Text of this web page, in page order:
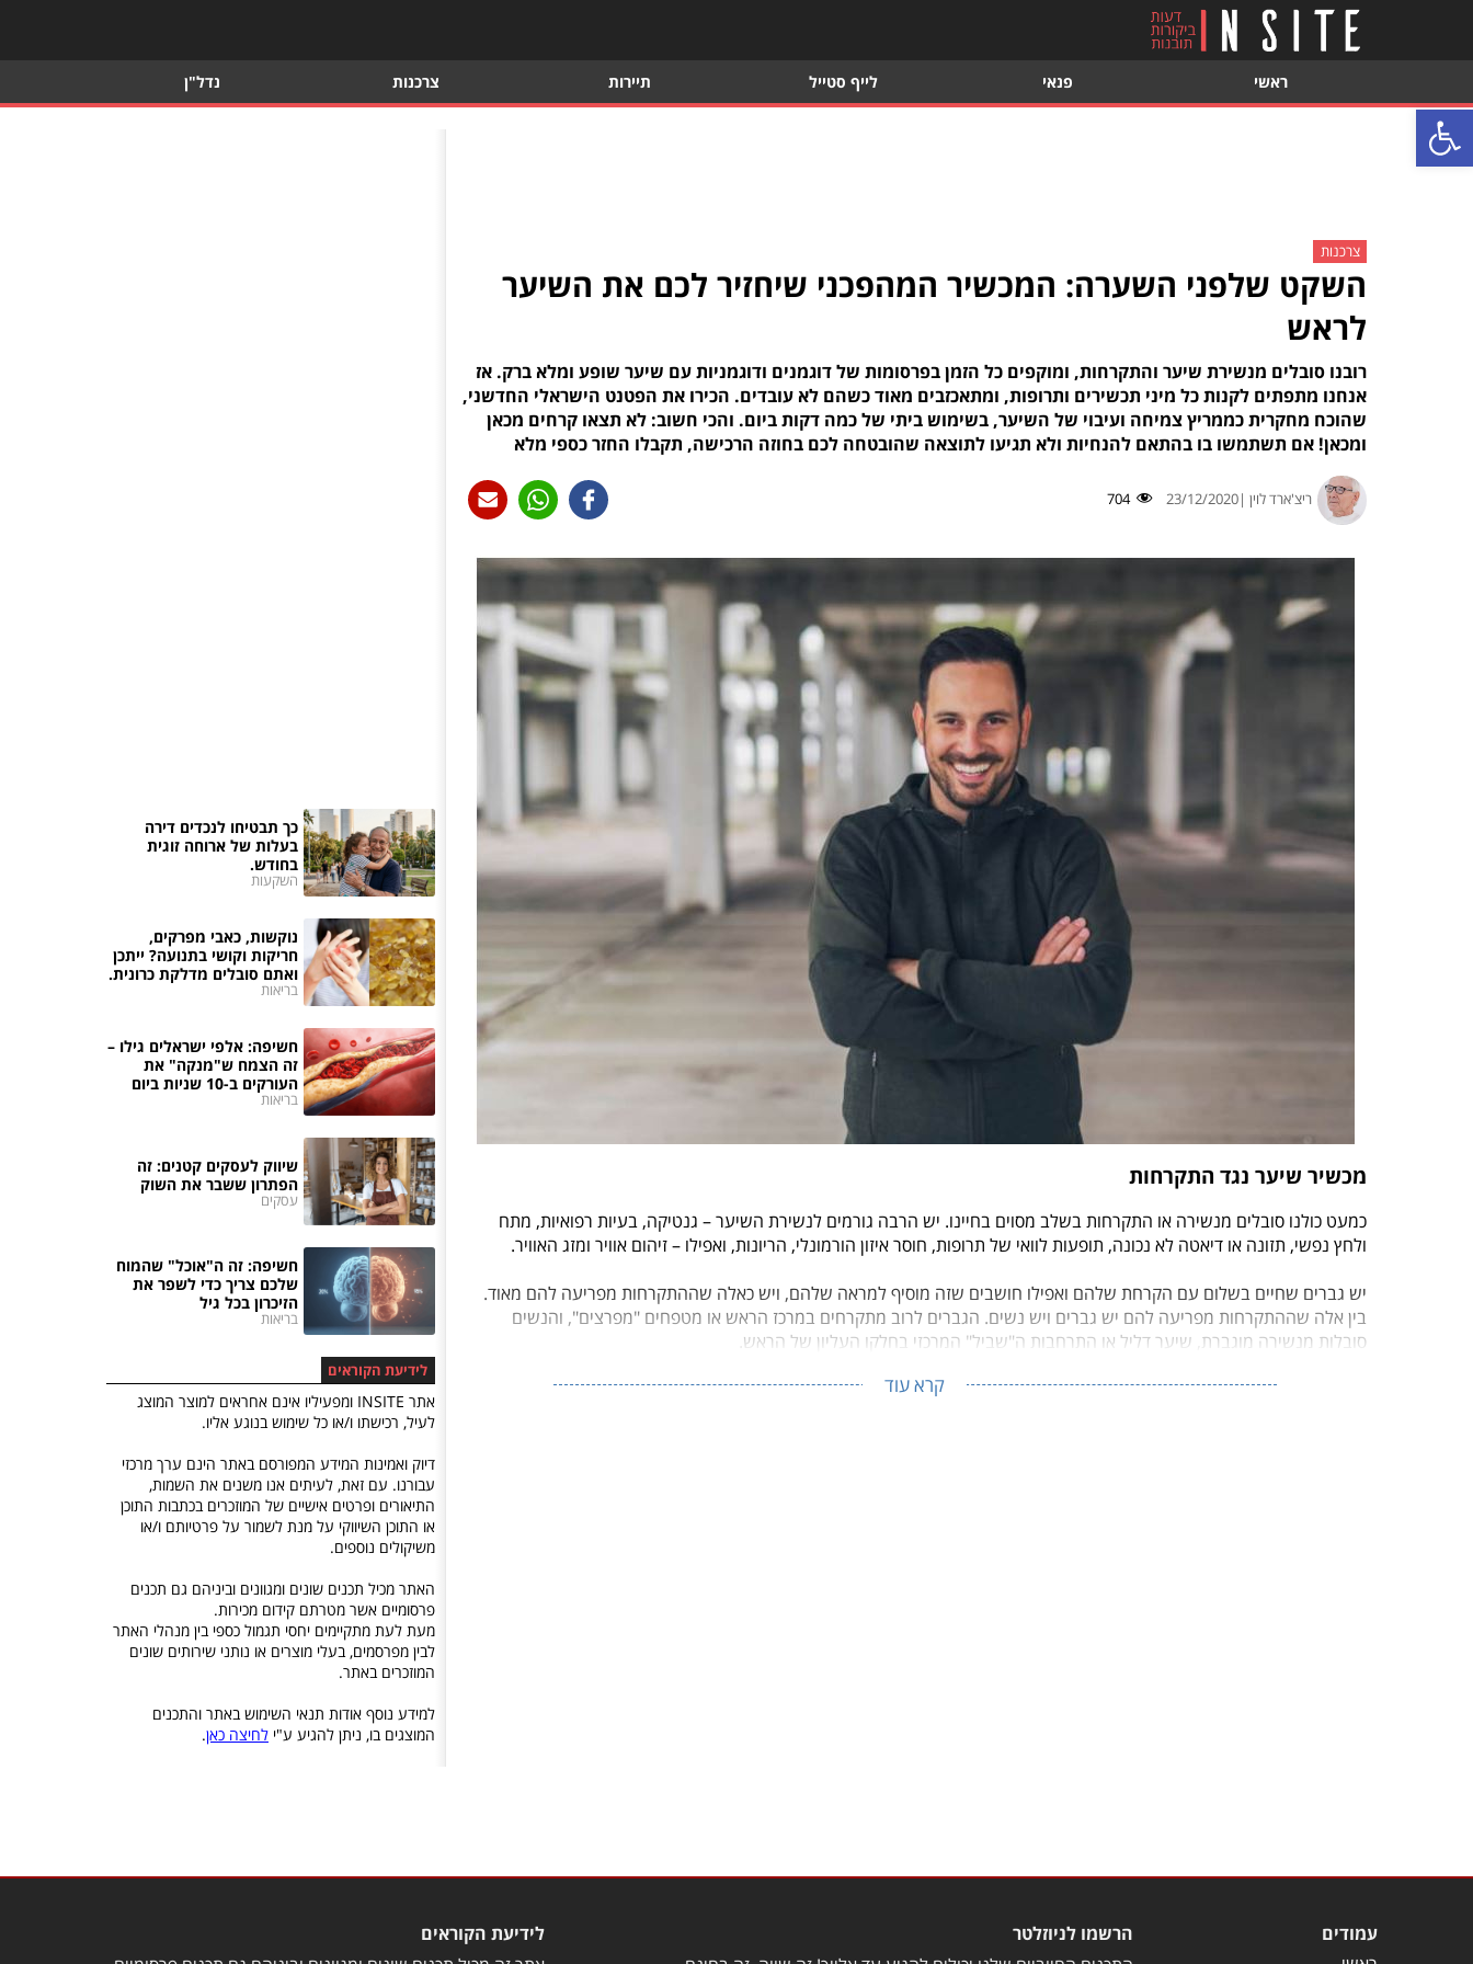
פתח סרגל נגישות
ראשי פנאי לייף סטייל תיירות צרכנות נדל"ן
צרכנות
השקט שלפני השערה: המכשיר המהפכני שיחזיר לכם את השיער
לראש
רובנו סובלים מנשירת שיער והתקרחות, ומוקפים כל הזמן בפרסומות של דוגמנים ודוגמניות עם שיער שופע ומלא ברק. אז
אנחנו מתפתים לקנות כל מיני תכשירים ותרופות, ומתאכזבים מאוד כשהם לא עובדים. הכירו את הפטנט הישראלי החדשני,
שהוכח מחקרית כממריץ צמיחה ועיבוי של השיער, בשימוש ביתי של כמה דקות ביום. והכי חשוב: לא תצאו קרחים מכאן
ומכאן! אם תשתמשו בו בהתאם להנחיות ולא תגיעו לתוצאה שהובטחה לכם בחוזה הרכישה, תקבלו החזר כספי מלא
ריצ'ארד לוין |23/12/2020
704
מכשיר שיער נגד התקרחות
כמעט כולנו סובלים מנשירה או התקרחות בשלב מסוים בחיינו. יש הרבה גורמים לנשירת השיער – גנטיקה, בעיות רפואיות, מתח
ולחץ נפשי, תזונה או דיאטה לא נכונה, תופעות לוואי של תרופות, חוסר איזון הורמונלי, הריונות, ואפילו – זיהום אוויר ומזג האוויר.
יש גברים שחיים בשלום עם הקרחת שלהם ואפילו חושבים שזה מוסיף למראה שלהם, ויש כאלה שההתקרחות מפריעה להם מאוד.
בין אלה שההתקרחות מפריעה להם יש גברים ויש נשים. הגברים לרוב מתקרחים במרכז הראש או מטפחים "מפרצים", והנשים
סובלות מנשירה מוגברת, שיער דליל או התרחבות ה"שביל" המרכזי בחלקו העליון של הראש.
קרא עוד
כך תבטיחו לנכדים דירה
בעלות של ארוחה זוגית
בחודש.
השקעות
נוקשות, כאבי מפרקים,
חריקות וקושי בתנועה? ייתכן
ואתם סובלים מדלקת כרונית.
בריאות
חשיפה: אלפי ישראלים גילו –
זה הצמח ש"מנקה" את
העורקים ב-10 שניות ביום
בריאות
שיווק לעסקים קטנים: זה
הפתרון ששבר את השוק
עסקים
חשיפה: זה ה"אוכל" שהמוח
שלכם צריך כדי לשפר את
הזיכרון בכל גיל
בריאות
לידיעת הקוראים
אתר INSITE ומפעיליו אינם אחראים למוצר המוצג
לעיל, רכישתו ו/או כל שימוש בנוגע אליו.
דיוק ואמינות המידע המפורסם באתר הינם ערך מרכזי
עבורנו. עם זאת, לעיתים אנו משנים את השמות,
התיאורים ופרטים אישיים של המוזכרים בכתבות התוכן
או התוכן השיווקי על מנת לשמור על פרטיותם ו/או
משיקולים נוספים.
האתר מכיל תכנים שונים ומגוונים וביניהם גם תכנים
פרסומיים אשר מטרתם קידום מכירות.
מעת לעת מתקיימים יחסי תגמול כספי בין מנהלי האתר
לבין מפרסמים, בעלי מוצרים או נותני שירותים שונים
המוזכרים באתר.
למידע נוסף אודות תנאי השימוש באתר והתכנים
המוצגים בו, ניתן להגיע ע"י לחיצה כאן.
עמודים
הרשמו לניוזלטר
לידיעת הקוראים